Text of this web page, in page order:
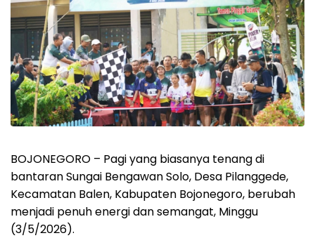
BOJONEGORO – Pagi yang biasanya tenang di
bantaran Sungai Bengawan Solo, Desa Pilanggede,
Kecamatan Balen, Kabupaten Bojonegoro, berubah
menjadi penuh energi dan semangat, Minggu
(3/5/2026).